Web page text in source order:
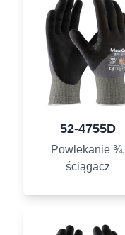
52-4755D
Powlekanie ¾,
ściągacz